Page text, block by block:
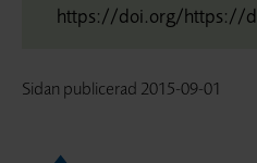
https://doi.org/https://
Sidan publicerad 2015-09-01